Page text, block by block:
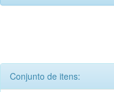
Conjunto de itens: